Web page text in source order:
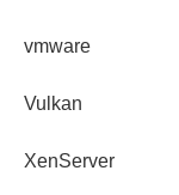
vmware
Vulkan
XenServer